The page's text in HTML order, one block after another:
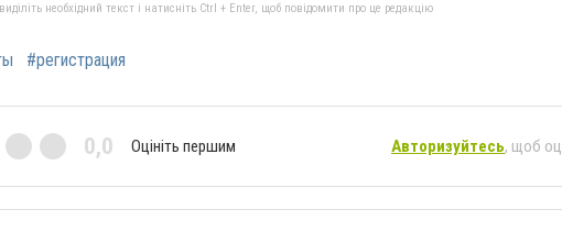
необхідний текст і натисніть Ctrl + Enter, щоб повідомити про це редакцію
#регистрация
0,0 Оцініть першим Авторизуйтесь, щоб